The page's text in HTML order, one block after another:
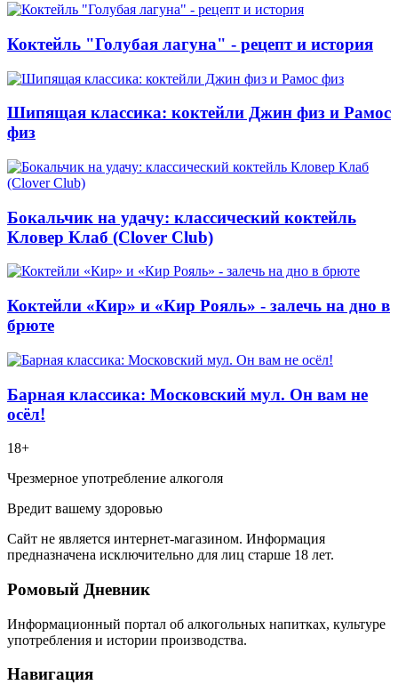
Коктейль "Голубая лагуна" - рецепт и история
Шипящая классика: коктейли Джин физ и Рамос
физ
Бокальчик на удачу: классический коктейль
Кловер Клаб (Clover Club)
Коктейли «Кир» и «Кир Рояль» - залечь на дно в
брюте
Барная классика: Московский мул. Он вам не
осёл!
18+
Чрезмерное употребление алкоголя
Вредит вашему здоровью
Сайт не является интернет-магазином. Информация
предназначена исключительно для лиц старше 18 лет.
Ромовый Дневник
Информационный портал об алкогольных напитках, культуре
употребления и истории производства.
Навигация